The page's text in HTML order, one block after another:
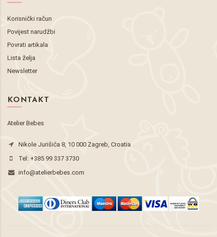
Korisnički račun
Povijest narudžbi
Povrati artikala
Lista želja
Newsletter
KONTAKT
Atelier Bebes
Nikole Jurišića 8, 10 000 Zagreb, Croatia
Tel: +385 99 337 3730
info@atelierbebes.com